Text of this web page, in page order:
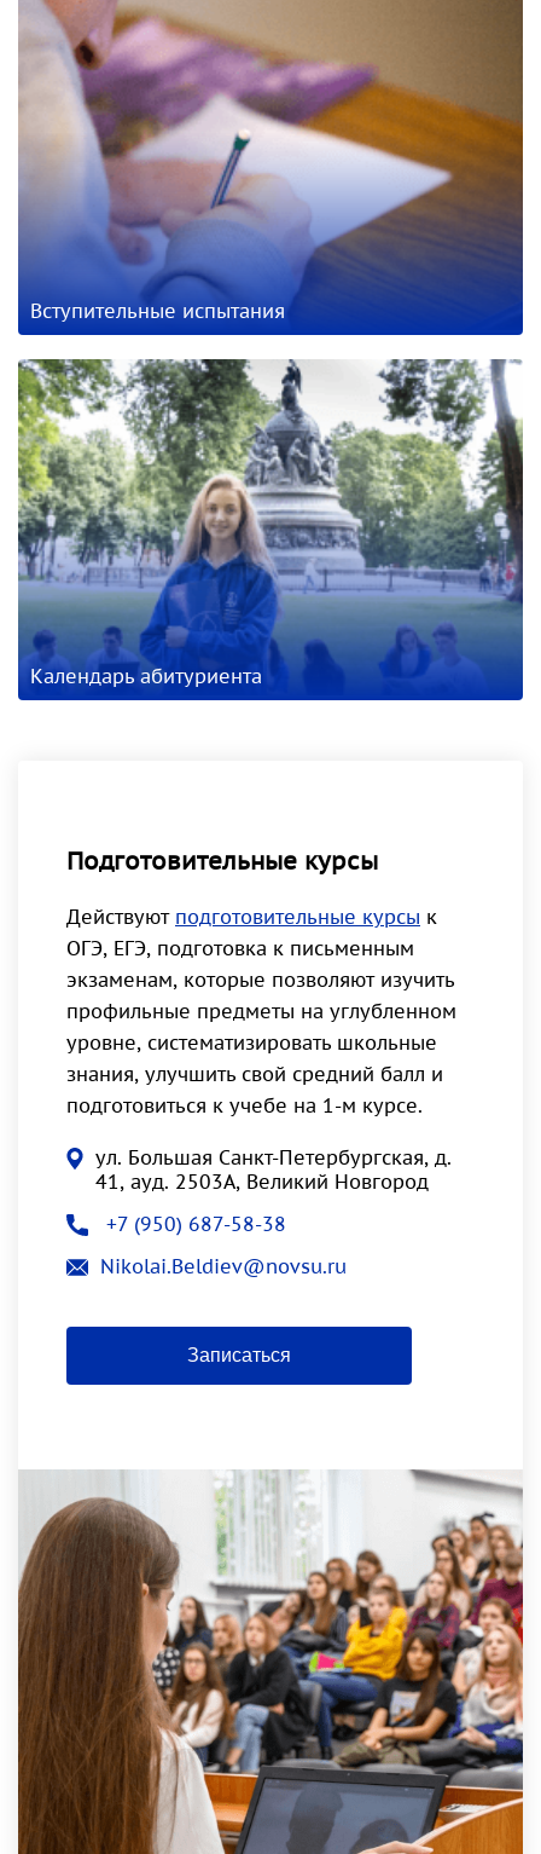
Вступительные испытания
Календарь абитуриента
Подготовительные курсы
Действуют подготовительные курсы к
ОГЭ, ЕГЭ, подготовка к письменным
экзаменам, которые позволяют изучить
профильные предметы на углубленном
уровне, систематизировать школьные
знания, улучшить свой средний балл и
подготовиться к учебе на 1-м курсе.
ул. Большая Санкт-Петербургская, д.
41, ауд. 2503А, Великий Новгород
+7 (950) 687-58-38
Nikolai.Beldiev@novsu.ru
Записаться